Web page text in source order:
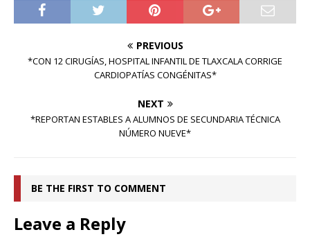
PREVIOUS
*CON 12 CIRUGÍAS, HOSPITAL INFANTIL DE TLAXCALA CORRIGE
CARDIOPATÍAS CONGÉNITAS*
NEXT
*REPORTAN ESTABLES A ALUMNOS DE SECUNDARIA TÉCNICA
NÚMERO NUEVE*
BE THE FIRST TO COMMENT
Leave a Reply